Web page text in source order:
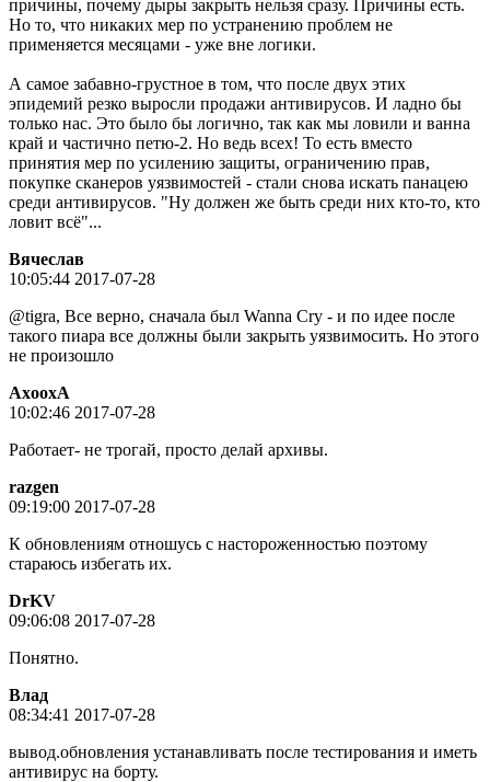
причины, почему дыры закрыть нельзя сразу. Причины есть.
Но то, что никаких мер по устранению проблем не
применяется месяцами - уже вне логики.
А самое забавно-грустное в том, что после двух этих
эпидемий резко выросли продажи антивирусов. И ладно бы
только нас. Это было бы логично, так как мы ловили и ванна
край и частично петю-2. Но ведь всех! То есть вместо
принятия мер по усилению защиты, ограничению прав,
покупке сканеров уязвимостей - стали снова искать панацею
среди антивирусов. "Ну должен же быть среди них кто-то, кто
ловит всё"...
Вячeслaв
10:05:44 2017-07-28
@tigra, Все верно, сначала был Wanna Cry - и по идее после
такого пиара все должны были закрыть уязвимосить. Но этого
не произошло
AxooxA
10:02:46 2017-07-28
Работает- не трогай, просто делай архивы.
razgen
09:19:00 2017-07-28
К обновлениям отношусь с настороженностью поэтому
стараюсь избегать их.
DrKV
09:06:08 2017-07-28
Понятно.
Влад
08:34:41 2017-07-28
вывод.обновления устанавливать после тестирования и иметь
антивирус на борту.